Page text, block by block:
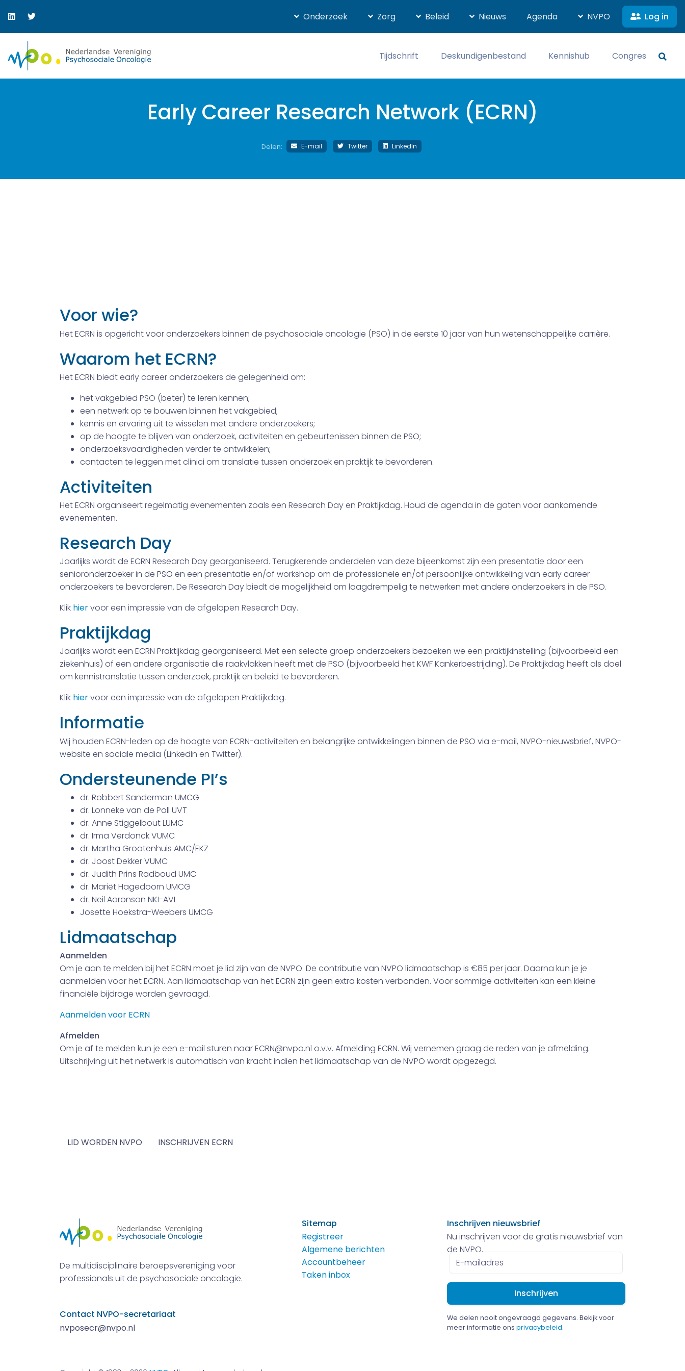
Onderzoek Zorg Beleid Nieuws Agenda NVPO Log in
Tijdschrift Deskundigenbestand Kennishub Congres
Early Career Research Network (ECRN)
Delen: E-mail Twitter LinkedIn
Voor wie?
Het ECRN is opgericht voor onderzoekers binnen de psychosociale oncologie (PSO) in de eerste 10 jaar van hun wetenschappelijke carrière.
Waarom het ECRN?
Het ECRN biedt early career onderzoekers de gelegenheid om:
het vakgebied PSO (beter) te leren kennen;
een netwerk op te bouwen binnen het vakgebied;
kennis en ervaring uit te wisselen met andere onderzoekers;
op de hoogte te blijven van onderzoek, activiteiten en gebeurtenissen binnen de PSO;
onderzoeksvaardigheden verder te ontwikkelen;
contacten te leggen met clinici om translatie tussen onderzoek en praktijk te bevorderen.
Activiteiten
Het ECRN organiseert regelmatig evenementen zoals een Research Day en Praktijkdag. Houd de agenda in de gaten voor aankomende
evenementen.
Research Day
Jaarlijks wordt de ECRN Research Day georganiseerd. Terugkerende onderdelen van deze bijeenkomst zijn een presentatie door een
senioronderzoeker in de PSO en een presentatie en/of workshop om de professionele en/of persoonlijke ontwikkeling van early career
onderzoekers te bevorderen. De Research Day biedt de mogelijkheid om laagdrempelig te netwerken met andere onderzoekers in de PSO.
Klik hiervoor een impressie van de afgelopen Research Day.
Praktijkdag
Jaarlijks wordt een ECRN Praktijkdag georganiseerd. Met een selecte groep onderzoekers bezoeken we een praktijkinstelling (bijvoorbeeld een
ziekenhuis) of een andere organisatie die raakvlakken heeft met de PSO (bijvoorbeeld het KWF Kankerbestrijding). De Praktijkdag heeft als doel
om kennistranslatie tussen onderzoek, praktijk en beleid te bevorderen.
Klik hiervoor een impressie van de afgelopen Praktijkdag.
Informatie
Wij houden ECRN-leden op de hoogte van ECRN-activiteiten en belangrijke ontwikkelingen binnen de PSO via e-mail, NVPO-nieuwsbrief, NVPO-
website en sociale media (LinkedIn en Twitter).
Ondersteunende PI’s
dr. Robbert Sanderman UMCG
dr. Lonneke van de Poll UVT
dr. Anne Stiggelbout LUMC
dr. Irma Verdonck VUMC
dr. Martha Grootenhuis AMC/EKZ
dr. Joost Dekker VUMC
dr. Judith Prins Radboud UMC
dr. Mariët Hagedoorn UMCG
dr. Neil Aaronson NKI-AVL
Josette Hoekstra-Weebers UMCG
Lidmaatschap
Aanmelden
Om je aan te melden bij het ECRN moet je lid zijn van de NVPO. De contributie van NVPO lidmaatschap is €85 per jaar. Daarna kun je je
aanmelden voor het ECRN. Aan lidmaatschap van het ECRN zijn geen extra kosten verbonden. Voor sommige activiteiten kan een kleine
financiële bijdrage worden gevraagd.
Aanmelden voor ECRN
Afmelden
Om je af te melden kun je een e-mail sturen naar ECRN@nvpo.nl o.v.v. Afmelding ECRN. Wij vernemen graag de reden van je afmelding.
Uitschrijving uit het netwerk is automatisch van kracht indien het lidmaatschap van de NVPO wordt opgezegd.
LID WORDEN NVPO INSCHRIJVEN ECRN
De multidisciplinaire beroepsvereniging voor
professionals uit de psychosociale oncologie.
Contact NVPO-secretariaat
nvposecr@nvpo.nl
Sitemap
Registreer
Algemene berichten
Accountbeheer
Taken inbox
Inschrijven nieuwsbrief
Nu inschrijven voor de gratis nieuwsbrief van
de NVPO.
E-
mailadres
We delen nooit ongevraagd gegevens. Bekijk voor
meer informatie ons privacybeleid.